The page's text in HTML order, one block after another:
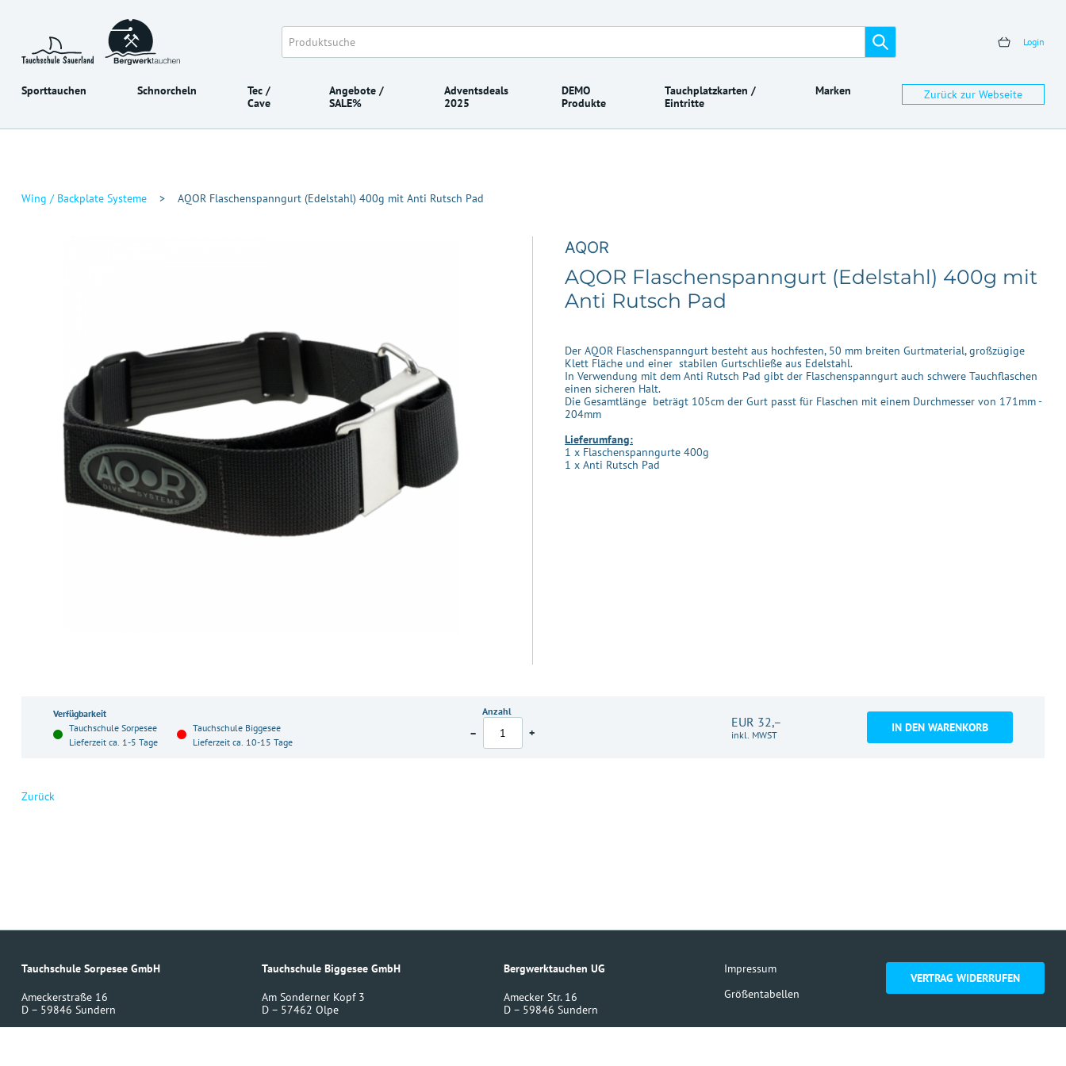
Login
Sporttauchen Schnorcheln
Tec /
Cave
Angebote /
SALE%
Adventsdeals
2025
DEMO
Produkte
Tauchplatzkarten /
Eintritte
Marken Zurück zur Webseite
Wing / Backplate Systeme > AQOR Flaschenspanngurt (Edelstahl) 400g mit Anti Rutsch Pad
AQOR
AQOR Flaschenspanngurt (Edelstahl) 400g mit
Anti Rutsch Pad
Der AQOR Flaschenspanngurt besteht aus hochfesten, 50 mm breiten Gurtmaterial, großzügige
Klett Fläche und einer stabilen Gurtschließe aus Edelstahl.
In Verwendung mit dem Anti Rutsch Pad gibt der Flaschenspanngurt auch schwere Tauchflaschen
einen sicheren Halt.
Die Gesamtlänge beträgt 105cm der Gurt passt für Flaschen mit einem Durchmesser von 171mm -
204mm
Lieferumfang:
1 x Flaschenspanngurte 400g
1 x Anti Rutsch Pad
Verfügbarkeit
Tauchschule Sorpesee
Lieferzeit ca. 1-5 Tage
Tauchschule Biggesee
Lieferzeit ca. 10-15 Tage
Anzahl
– +
EUR 32,–
inkl. MWST IN DEN WARENKORB
Zurück
Tauchschule Sorpesee GmbH
Ameckerstraße 16
D – 59846 Sundern
Tauchschule Biggesee GmbH
Am Sonderner Kopf 3
D – 57462 Olpe
Bergwerktauchen UG
Amecker Str. 16
D – 59846 Sundern
Impressum
Größentabellen
VERTRAG WIDERRUFEN